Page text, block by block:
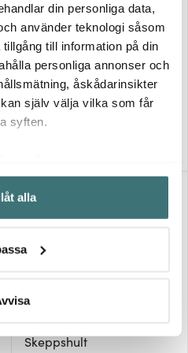
din personliga data,
använder teknologi såsom
till information på din
personliga annonser och
åskådarinsikter
själv välja vilka som får
syften.
din geografiska plats som
på upp till flera meter
att aktivt skanna den för
personliga uppgifter
ditt samtycke när som
alla
Skeppshult
Traditional Grillpanna
fyrkantig med trähandtag 25
cm
1129 kr
Skeppshult